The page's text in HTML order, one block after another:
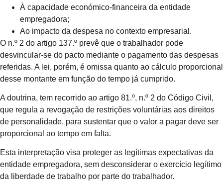
À capacidade económico-financeira da entidade
empregadora;
Ao impacto da despesa no contexto empresarial.
O n.º 2 do artigo 137.º prevê que o trabalhador pode
desvincular-se do pacto mediante o pagamento das despesas
referidas. A lei, porém, é omissa quanto ao cálculo proporcional
desse montante em função do tempo já cumprido.
A doutrina, tem recorrido ao artigo 81.º, n.º 2 do Código Civil,
que regula a revogação de restrições voluntárias aos direitos
de personalidade, para sustentar que o valor a pagar deve ser
proporcional ao tempo em falta.
Esta interpretação visa proteger as legítimas expectativas da
entidade empregadora, sem desconsiderar o exercício legítimo
da liberdade de trabalho por parte do trabalhador.